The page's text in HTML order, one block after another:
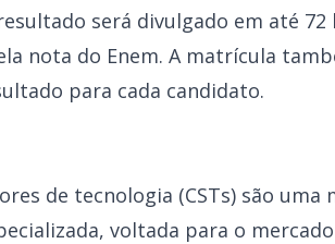
será divulgado em até
nota do Enem. A matrícula
para cada candidato.
de tecnologia (CSTs) são
voltada para o